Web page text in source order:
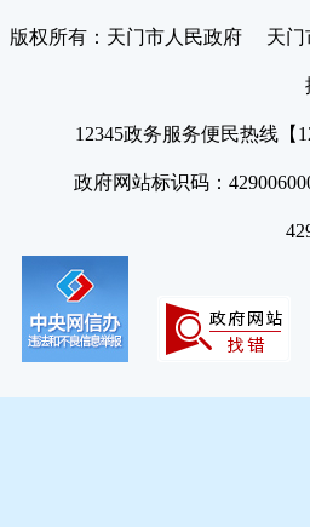
版权所有：天门市人民政府 天
12345政务服务便民热线【
政府网站标识码：